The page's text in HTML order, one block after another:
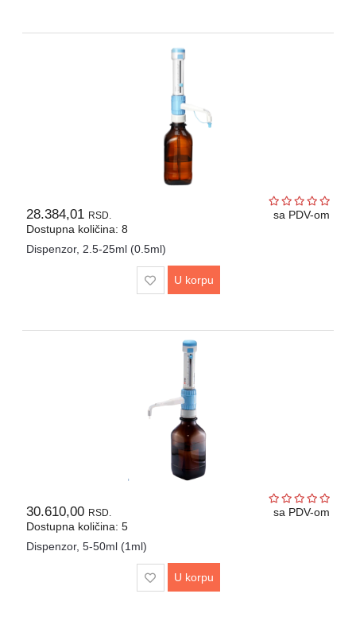
28.384,01 RSD.
sa PDV-om
Dostupna količina: 8
Dispenzor, 2.5-25ml (0.5ml)
U korpu
30.610,00 RSD.
sa PDV-om
Dostupna količina: 5
Dispenzor, 5-50ml (1ml)
U korpu